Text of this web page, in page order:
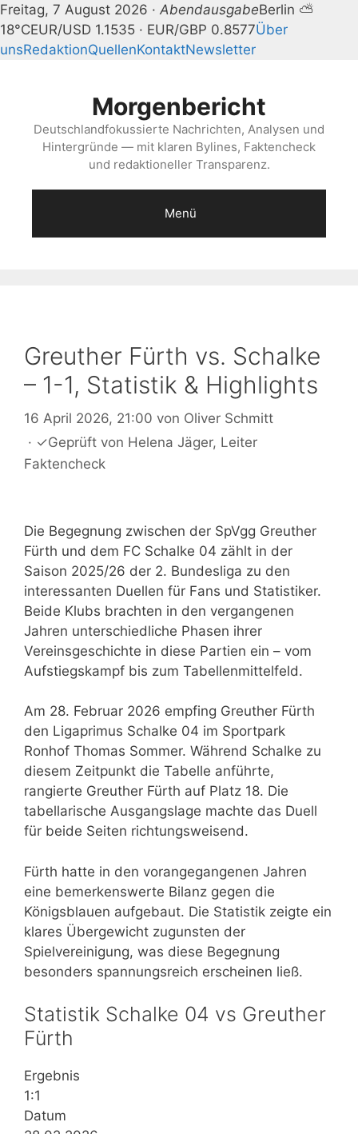
Freitag, 7 August 2026 · AbendausgabeBerlin ⛅
18°CEUR/USD 1.1535 · EUR/GBP 0.8577Über
unsRedaktionQuellenKontaktNewsletter
Morgenbericht
Deutschlandfokussierte Nachrichten, Analysen und
Hintergründe — mit klaren Bylines, Faktencheck
und redaktioneller Transparenz.
Menü
Greuther Fürth vs. Schalke
– 1-1, Statistik & Highlights
16 April 2026, 21:00 von Oliver Schmitt
· ✓Geprüft von Helena Jäger, Leiter
Faktencheck
Die Begegnung zwischen der SpVgg Greuther
Fürth und dem FC Schalke 04 zählt in der
Saison 2025/26 der 2. Bundesliga zu den
interessanten Duellen für Fans und Statistiker.
Beide Klubs brachten in den vergangenen
Jahren unterschiedliche Phasen ihrer
Vereinsgeschichte in diese Partien ein – vom
Aufstiegskampf bis zum Tabellenmittelfeld.
Am 28. Februar 2026 empfing Greuther Fürth
den Ligaprimus Schalke 04 im Sportpark
Ronhof Thomas Sommer. Während Schalke zu
diesem Zeitpunkt die Tabelle anführte,
rangierte Greuther Fürth auf Platz 18. Die
tabellarische Ausgangslage machte das Duell
für beide Seiten richtungsweisend.
Fürth hatte in den vorangegangenen Jahren
eine bemerkenswerte Bilanz gegen die
Königsblauen aufgebaut. Die Statistik zeigte ein
klares Übergewicht zugunsten der
Spielvereinigung, was diese Begegnung
besonders spannungsreich erscheinen ließ.
Statistik Schalke 04 vs Greuther
Fürth
Ergebnis
1:1
Datum